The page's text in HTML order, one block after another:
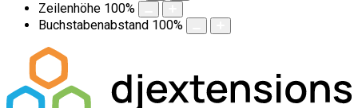
Zeilenhöhe 100%
Buchstabenabstand 100%